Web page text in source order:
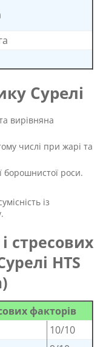
Сурелі
вирівняна
числі при жарі та
борошнистої роси.
із
стресових
HTS
факторів
10/10